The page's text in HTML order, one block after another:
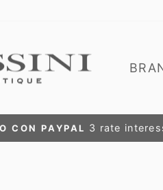
Metti
VIP ALLE NOSTRE